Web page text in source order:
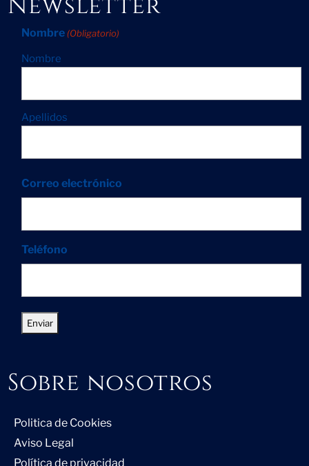
Nombre (Obligatorio)
Nombre
Apellidos
Correo electrónico
Teléfono
Sobre nosotros
Politica de Cookies
Aviso Legal
Política de privacidad